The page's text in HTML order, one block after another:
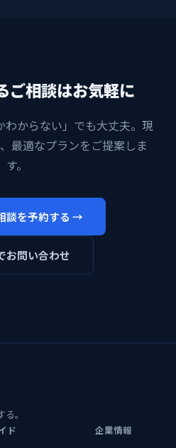
ご相談はお気軽に
わからない」でも大丈夫。現
最適なプランをご提案しま
す。
談を予約する →
お問い合わせ
。
ド 企業情報